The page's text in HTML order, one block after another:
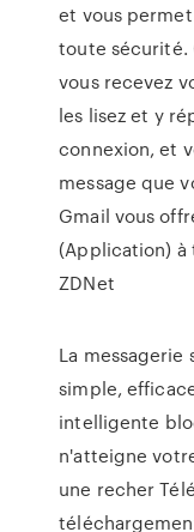
et vous
toute sécurité.
vous recevez
les lisez et y
connexion, et
message que
Gmail vous
(Application) à
ZDNet
La messagerie
simple,
intelligente
n'atteigne
une recher